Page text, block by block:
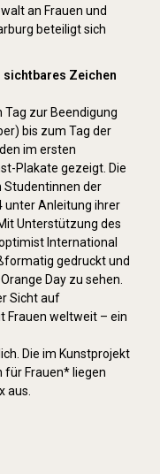
an Frauen und
beteiligt sich
sichtbares Zeichen
Tag zur Beendigung
bis zum Tag der
im ersten
Plakate gezeigt. Die
Studentinnen der
unter Anleitung ihrer
Unterstützung des
International
gedruckt und
Day zu sehen.
Sicht auf
Frauen weltweit – ein
Die im Kunstprojekt
Frauen* liegen
aus.